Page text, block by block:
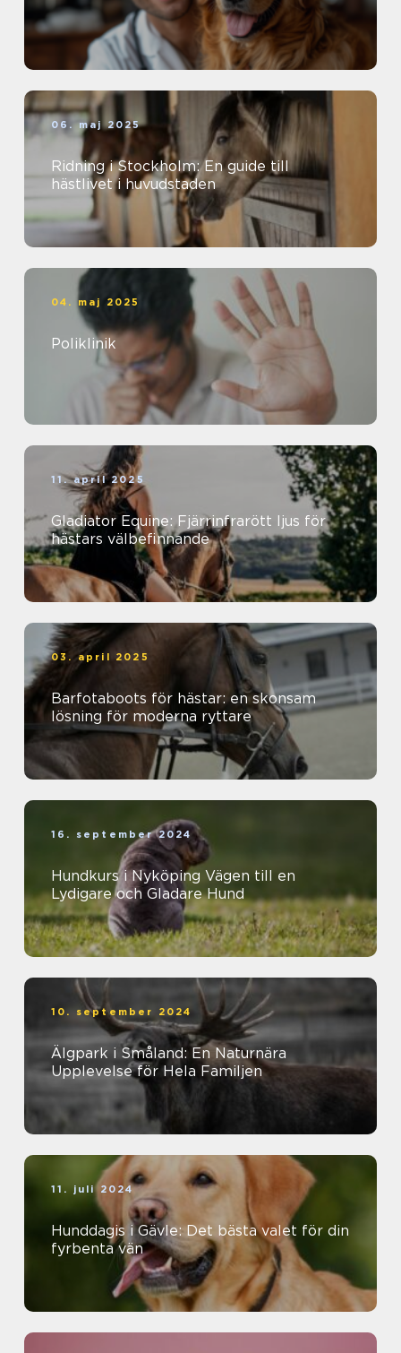
06. maj 2025
Ridning i Stockholm: En guide till
hästlivet i huvudstaden
04. maj 2025
Poliklinik
11. april 2025
Gladiator Equine: Fjärrinfrarött ljus för
hästars välbefinnande
03. april 2025
Barfotaboots för hästar: en skonsam
lösning för moderna ryttare
16. september 2024
Hundkurs i Nyköping Vägen till en
Lydigare och Gladare Hund
10. september 2024
Älgpark i Småland: En Naturnära
Upplevelse för Hela Familjen
11. juli 2024
Hunddagis i Gävle: Det bästa valet för din
fyrbenta vän